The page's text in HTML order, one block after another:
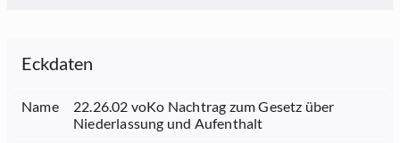
Eckdaten
Name
22.26.02 voKo Nachtrag zum Gesetz über
Niederlassung und Aufenthalt